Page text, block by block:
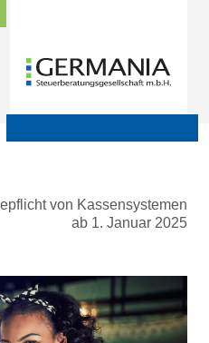
von Kassensystemen
ab 1. Januar 2025